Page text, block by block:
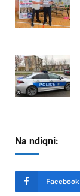
Na ndiqni:
Facebook